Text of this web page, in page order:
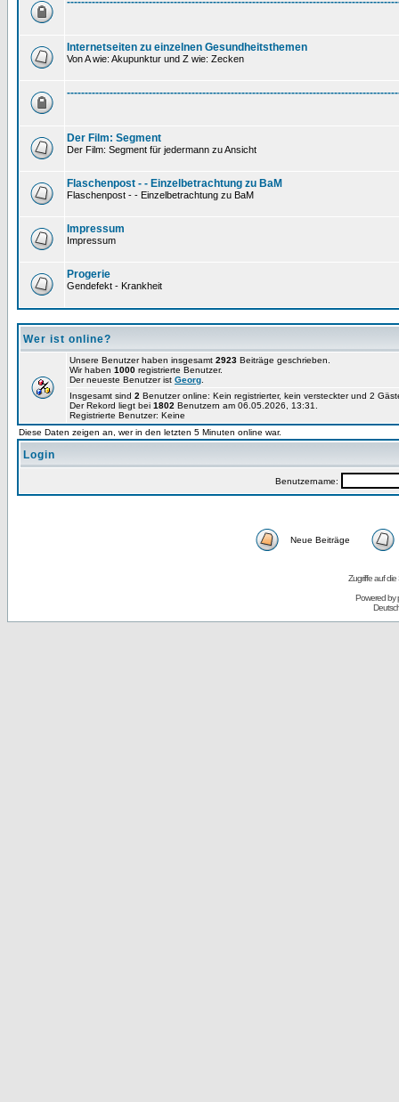
Internetseiten zu einzelnen Gesundheitsthemen
Von A wie: Akupunktur und Z wie: Zecken
Der Film: Segment
Der Film: Segment für jedermann zu Ansicht
Flaschenpost - - Einzelbetrachtung zu BaM
Flaschenpost - - Einzelbetrachtung zu BaM
Impressum
Impressum
Progerie
Gendefekt - Krankheit
Wer ist online?
Unsere Benutzer haben insgesamt 2923 Beiträge geschrieben.
Wir haben 1000 registrierte Benutzer.
Der neueste Benutzer ist Georg
Insgesamt sind 2 Benutzer online: Kein registrierter, kein versteckter und 2
Der Rekord liegt bei 1802 Benutzern am 06.05.2026, 13:31.
Registrierte Benutzer: Keine
Diese Daten zeigen an, wer in den letzten 5 Minuten online war.
Login
Benutzername:
Neue Beiträge
Zugriffe auf
Powered by